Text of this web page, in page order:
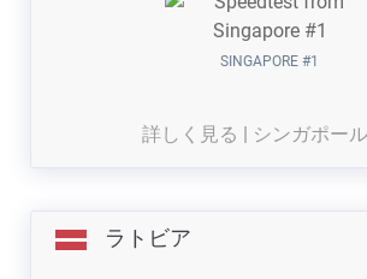
SINGAPORE #1
詳しく見る | シンガポー
ラトビア